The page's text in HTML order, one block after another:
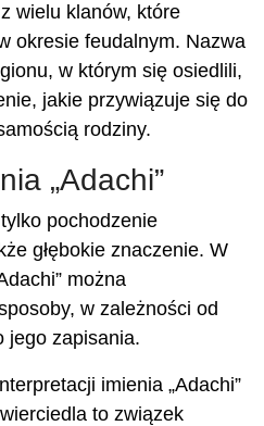
wielu klanów, które
okresie feudalnym. Nazwa
w którym się osiedlili,
jakie przywiązuje się do
rodziny.
„Adachi”
pochodzenie
głębokie znaczenie. W
można
w zależności od
jego zapisania.
imienia „Adachi”
to związek